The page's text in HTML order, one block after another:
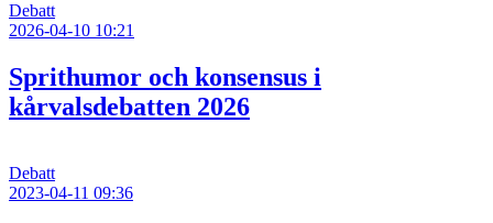
Debatt
2026-04-10 10:21
Sprithumor och konsensus i
kårvalsdebatten 2026
Debatt
2023-04-11 09:36